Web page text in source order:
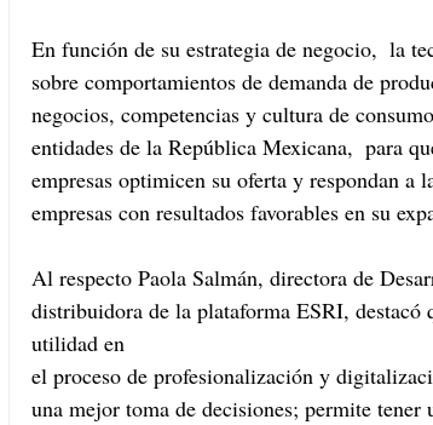
En función de su estrategia de negocio,  la
sobre comportamientos de demanda de
negocios, competencias y cultura de
entidades de la República Mexicana,  para
empresas optimicen su oferta y respondan a
empresas con resultados favorables en su
Al respecto Paola Salmán, directora de
distribuidora de la plataforma ESRI, destacó
el proceso de profesionalización y
una mejor toma de decisiones; permite